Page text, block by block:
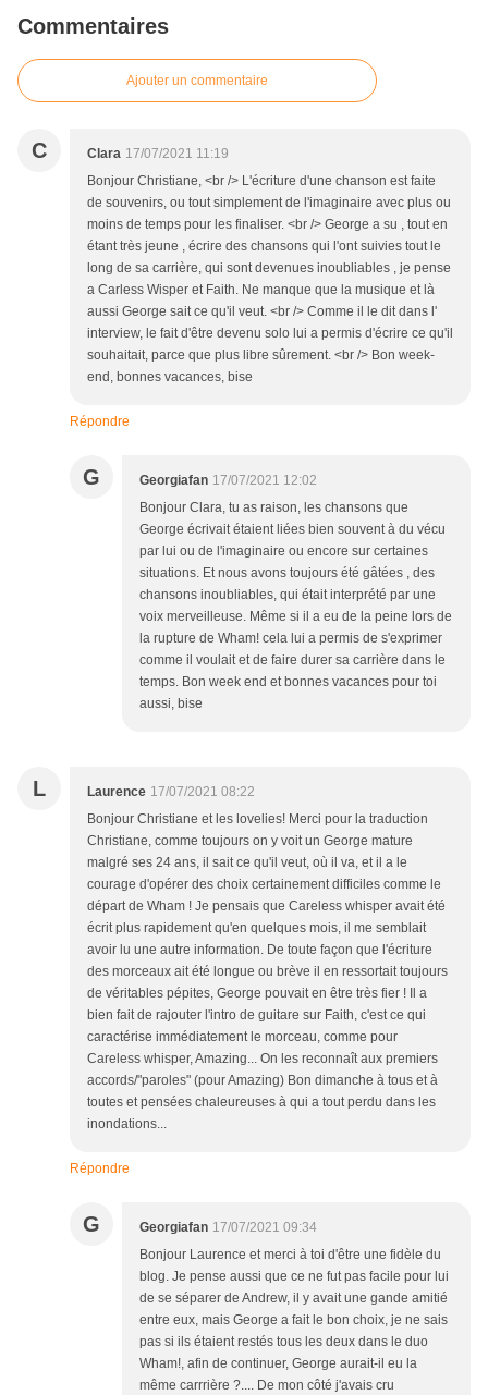
Commentaires
Ajouter un commentaire
C Clara 17/07/2021 11:19
Bonjour Christiane, <br /> L'écriture d'une chanson est faite
de souvenirs, ou tout simplement de l'imaginaire avec plus ou
moins de temps pour les finaliser. <br /> George a su , tout en
étant très jeune , écrire des chansons qui l'ont suivies tout le
long de sa carrière, qui sont devenues inoubliables , je pense
a Carless Wisper et Faith. Ne manque que la musique et là
aussi George sait ce qu'il veut. <br /> Comme il le dit dans l'
interview, le fait d'être devenu solo lui a permis d'écrire ce qu'il
souhaitait, parce que plus libre sûrement. <br /> Bon week-
end, bonnes vacances, bise
Répondre
G Georgiafan 17/07/2021 12:02
Bonjour Clara, tu as raison, les chansons que
George écrivait étaient liées bien souvent à du vécu
par lui ou de l'imaginaire ou encore sur certaines
situations. Et nous avons toujours été gâtées , des
chansons inoubliables, qui était interprété par une
voix merveilleuse. Même si il a eu de la peine lors de
la rupture de Wham! cela lui a permis de s'exprimer
comme il voulait et de faire durer sa carrière dans le
temps. Bon week end et bonnes vacances pour toi
aussi, bise
L Laurence 17/07/2021 08:22
Bonjour Christiane et les lovelies! Merci pour la traduction
Christiane, comme toujours on y voit un George mature
malgré ses 24 ans, il sait ce qu'il veut, où il va, et il a le
courage d'opérer des choix certainement difficiles comme le
départ de Wham ! Je pensais que Careless whisper avait été
écrit plus rapidement qu'en quelques mois, il me semblait
avoir lu une autre information. De toute façon que l'écriture
des morceaux ait été longue ou brève il en ressortait toujours
de véritables pépites, George pouvait en être très fier ! Il a
bien fait de rajouter l'intro de guitare sur Faith, c'est ce qui
caractérise immédiatement le morceau, comme pour
Careless whisper, Amazing... On les reconnaît aux premiers
accords/"paroles" (pour Amazing) Bon dimanche à tous et à
toutes et pensées chaleureuses à qui a tout perdu dans les
inondations...
Répondre
G Georgiafan 17/07/2021 09:34
Bonjour Laurence et merci à toi d'être une fidèle du
blog. Je pense aussi que ce ne fut pas facile pour lui
de se séparer de Andrew, il y avait une gande amitié
entre eux, mais George a fait le bon choix, je ne sais
pas si ils étaient restés tous les deux dans le duo
Wham!, afin de continuer, George aurait-il eu la
même carrrière ?.... De mon côté j'avais cru